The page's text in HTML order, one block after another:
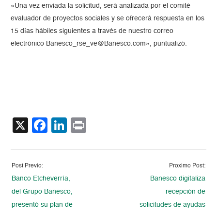
«Una vez enviada la solicitud, será analizada por el comité
evaluador de proyectos sociales y se ofrecerá respuesta en los
15 días hábiles siguientes a través de nuestro correo
electrónico Banesco_rse_ve@Banesco.com», puntualizó.
X Facebook
LinkedIn
Post Previo:
Banco Etcheverría,
del Grupo Banesco,
presentó su plan de
Proximo Post:
Banesco digitaliza
recepción de
solicitudes de ayudas